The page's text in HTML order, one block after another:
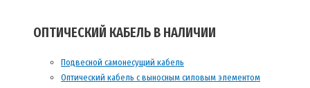
ОПТИЧЕСКИЙ КАБЕЛЬ В НАЛИЧИИ
Подвесной самонесущий кабель
Оптический кабель с выносным силовым элементом